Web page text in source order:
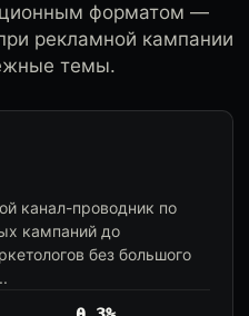
форматом —
рекламной кампании
темы.
канал-проводник по
кампаний до
без большого